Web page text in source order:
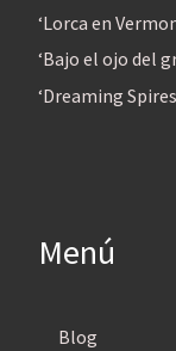
‘Lorca en
‘Bajo el ojo del
‘Dreaming
Menú
Blog